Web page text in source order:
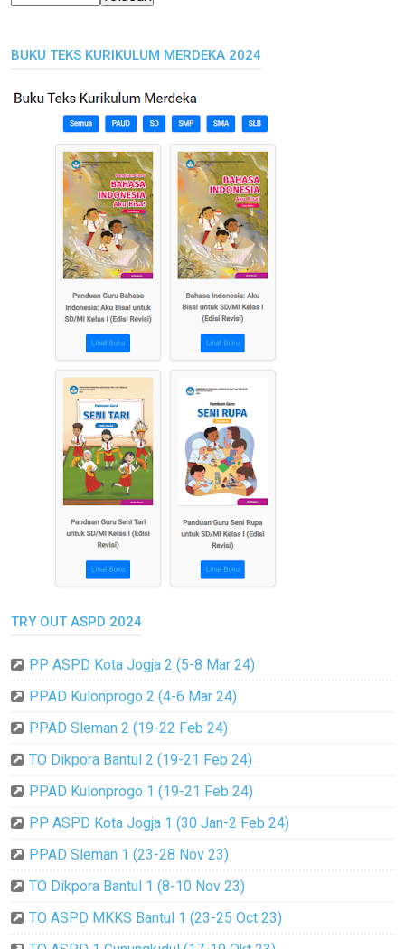
BUKU TEKS KURIKULUM MERDEKA 2024
TRY OUT ASPD 2024
PP ASPD Kota Jogja 2 (5-8 Mar 24)
PPAD Kulonprogo 2 (4-6 Mar 24)
PPAD Sleman 2 (19-22 Feb 24)
TO Dikpora Bantul 2 (19-21 Feb 24)
PPAD Kulonprogo 1 (19-21 Feb 24)
PP ASPD Kota Jogja 1 (30 Jan-2 Feb 24)
PPAD Sleman 1 (23-28 Nov 23)
TO Dikpora Bantul 1 (8-10 Nov 23)
TO ASPD MKKS Bantul 1 (23-25 Oct 23)